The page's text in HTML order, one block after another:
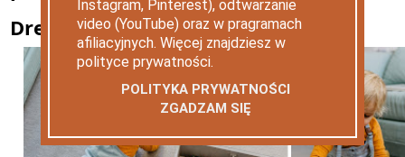
Drewniane klocki
Instagram, Pinterest), odtwarzanie
video (YouTube) oraz w pragramach
afiliacyjnych. Więcej znajdziesz w
polityce prywatności.
POLITYKA PRYWATNOŚCI
ZGADZAM SIĘ